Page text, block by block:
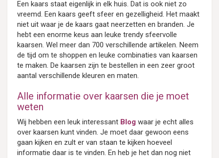
Een kaars staat eigenlijk in elk huis. Dat is ook niet zo
vreemd. Een kaars geeft sfeer en gezelligheid. Het maakt
niet uit waar je de kaars gaat neerzetten en branden. Je
hebt een enorme keus aan leuke trendy sfeervolle
kaarsen. Wel meer dan 700 verschillende artikelen. Neem
de tijd om te shoppen en leuke combinaties van kaarsen
te maken. De kaarsen zijn te bestellen in een zeer groot
aantal verschillende kleuren en maten.
Alle informatie over kaarsen die je moet
weten
Wij hebben een leuk interessant Blog waar je echt alles
over kaarsen kunt vinden. Je moet daar gewoon eens
gaan kijken en zult er van staan te kijken hoeveel
informatie daar is te vinden. En heb je het dan nog niet